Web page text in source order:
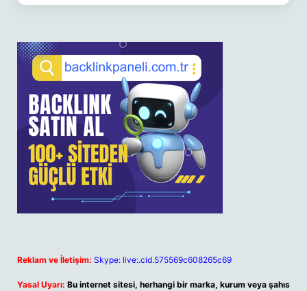
Reklam ve İletişim: Skype: live:.cid.575569c608265c69
Yasal Uyarı: Bu internet sitesi, herhangi bir marka, kurum veya şahıs